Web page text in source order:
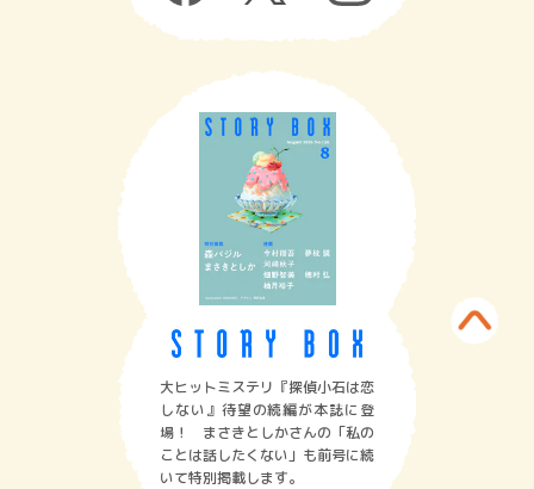
大ヒットミステリ『探偵小石は恋
しない』待望の続編が本誌に登
場！ まさきとしかさんの「私の
ことは話したくない」も前号に続
いて特別掲載します。